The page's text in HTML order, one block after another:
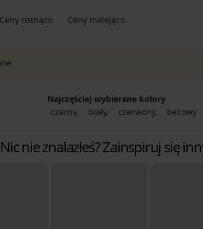
Ceny rosnąco Ceny malejąco
Najczęściej wybierane kolory
czarny
biały czerwony beżowy
Nic nie znalazłeś? Zainspiruj się